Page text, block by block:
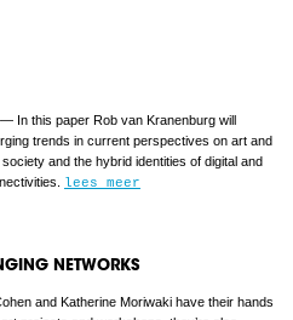
— In this paper Rob van Kranenburg will
trends in current perspectives on art and
and the hybrid identities of digital and
lees meer
NETWORKS
and Katherine Moriwaki have their hands